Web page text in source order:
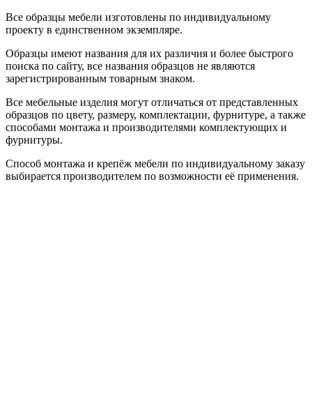
Все образцы мебели изготовлены по индивидуальному
проекту в единственном экземпляре.
Образцы имеют названия для их различия и более быстрого
поиска по сайту, все названия образцов не являются
зарегистрированным товарным знаком.
Все мебельные изделия могут отличаться от представленных
образцов по цвету, размеру, комплектации, фурнитуре, а также
способами монтажа и производителями комплектующих и
фурнитуры.
Способ монтажа и крепёж мебели по индивидуальному заказу
выбирается производителем по возможности её применения.